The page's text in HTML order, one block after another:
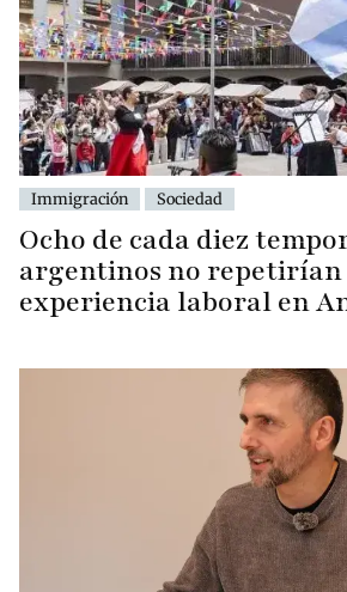
Immigración Sociedad
Ocho de cada diez
argentinos no
experiencia laboral en